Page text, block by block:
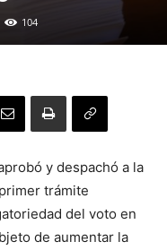
104
y despachó a la
trámite
del voto en
de aumentar la